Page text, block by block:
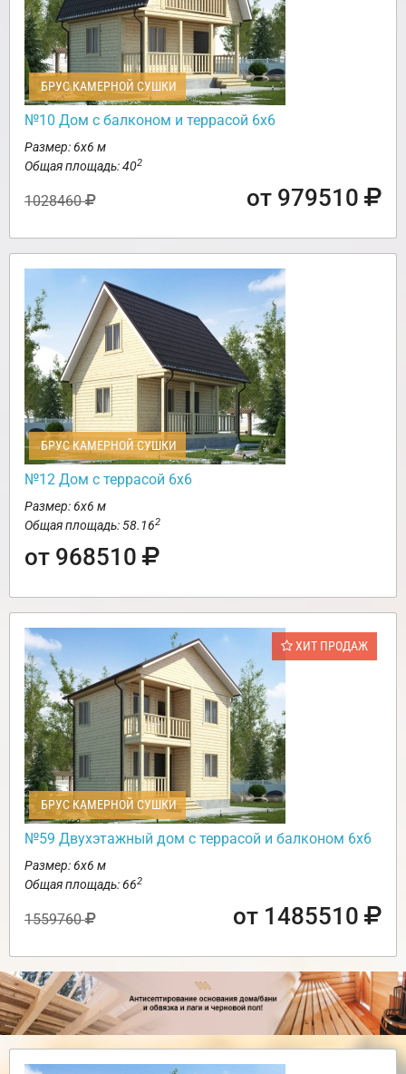
БРУС КАМЕРНОЙ СУШКИ
№10 Дом с балконом и террасой 6х6
Размер: 6х6 м
Общая площадь: 402
1028460 от 979510
БРУС КАМЕРНОЙ СУШКИ
№12 Дом с террасой 6х6
Размер: 6х6 м
Общая площадь: 58.162
от 968510
ХИТ ПРОДАЖ
БРУС КАМЕРНОЙ СУШКИ
№59 Двухэтажный дом с террасой и балконом 6х6
Размер: 6х6 м
Общая площадь: 662
1559760 от 1485510